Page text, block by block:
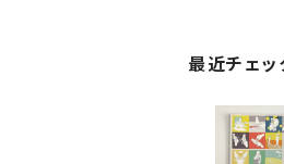
最近チェッ